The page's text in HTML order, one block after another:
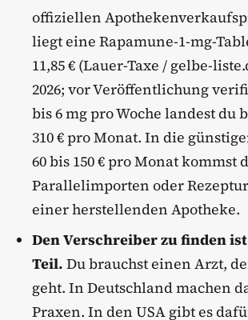
offiziellen
liegt eine Rapamune-1-mg-
11,85 € (Lauer-Taxe / gelbe-
2026; vor Veröffentlichung
bis 6 mg pro Woche landest du
310 € pro Monat. In die
60 bis 150 € pro Monat kommst
Parallelimporten oder
einer herstellenden Apotheke.
Den Verschreiber zu finden
Teil. Du brauchst einen Arzt,
geht. In Deutschland machen
Praxen. In den USA gibt es